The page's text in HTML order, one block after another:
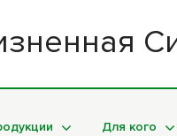
фитопрепараты
Для кого